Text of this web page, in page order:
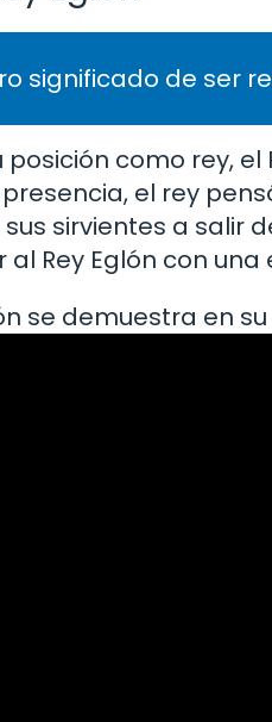
significado de ser
como rey,
el rey
sirvientes a salir
Rey Eglón con una
se demuestra en